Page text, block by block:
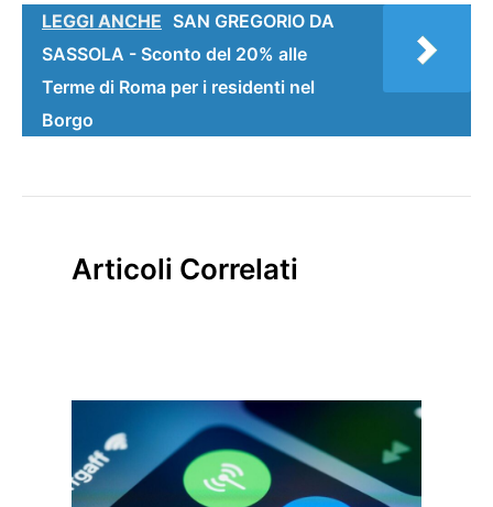
LEGGI ANCHE SAN GREGORIO DA
SASSOLA - Sconto del 20% alle
Terme di Roma per i residenti nel
Borgo
Articoli Correlati